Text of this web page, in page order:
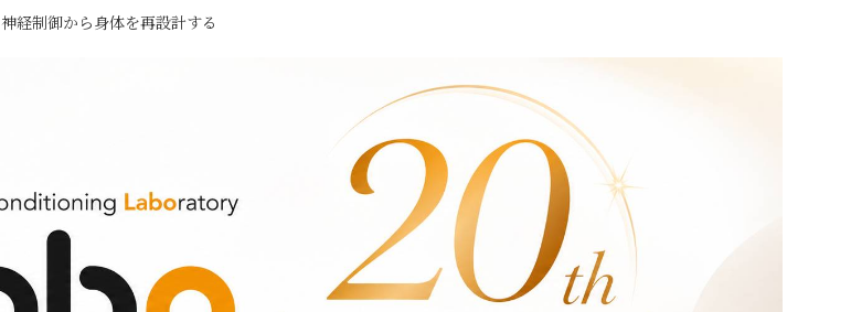
神経制御から身体を再設計する